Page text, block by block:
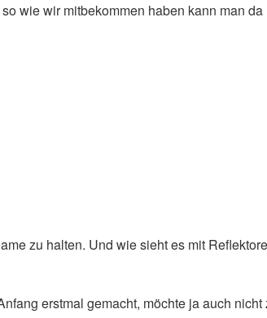
wie wir mitbekommen haben kann man
zu halten. Und wie sieht es mit
erstmal gemacht, möchte ja auch